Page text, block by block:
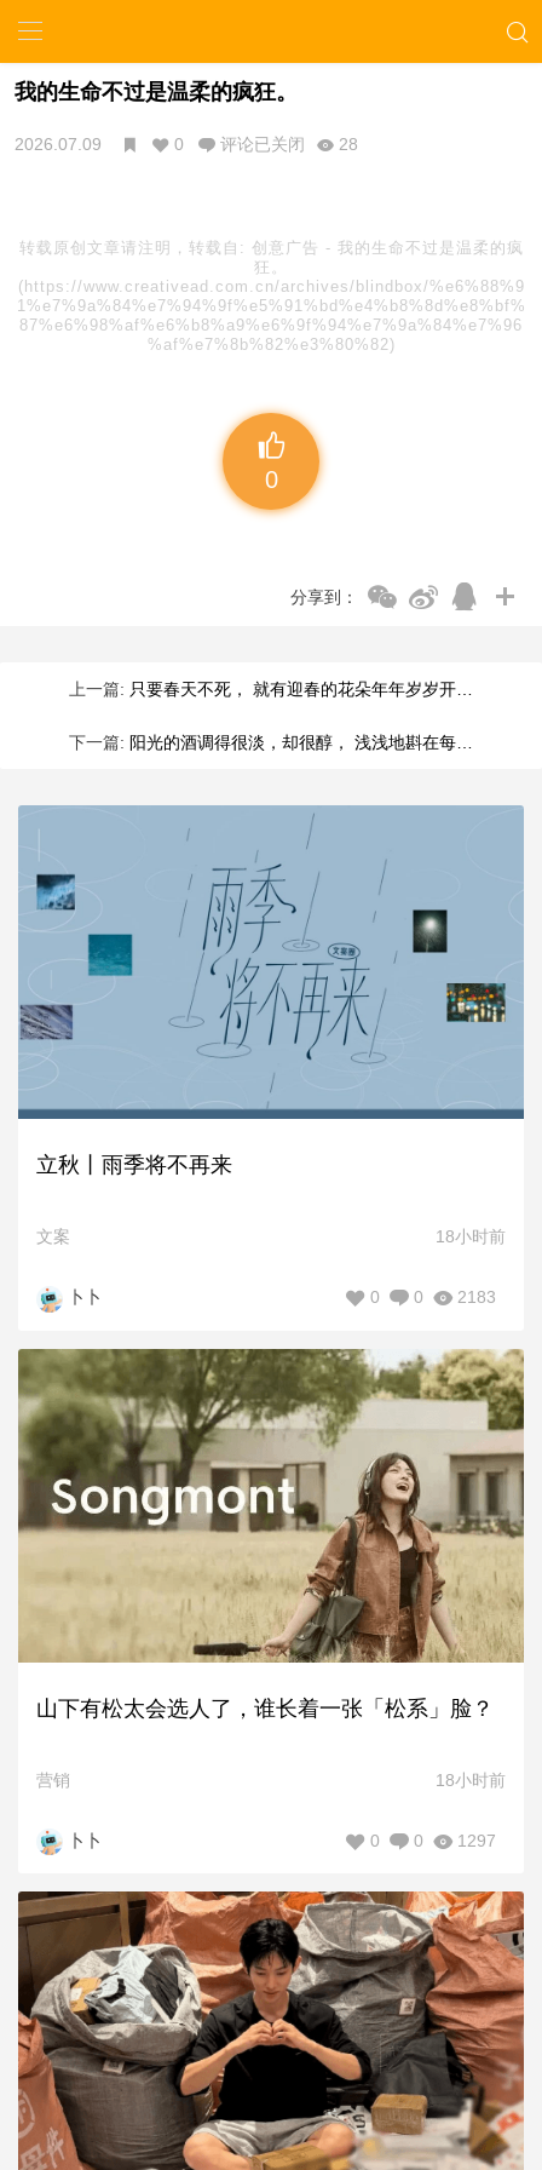
我的生命不过是温柔的疯狂。
2026.07.09 0 评论已关闭 28
转载原创文章请注明，转载自: 创意广告 - 我的生命不过是温柔的疯
狂。
(https://www.creativead.com.cn/archives/blindbox/%e6%88%9
1%e7%9a%84%e7%94%9f%e5%91%bd%e4%b8%8d%e8%bf%
87%e6%98%af%e6%b8%a9%e6%9f%94%e7%9a%84%e7%96
%af%e7%8b%82%e3%80%82)
0
分享到：
上一篇: 只要春天不死， 就有迎春的花朵年年岁岁开…
下一篇: 阳光的酒调得很淡，却很醇， 浅浅地斟在每…
立秋丨雨季将不再来
文案 18小时前
卜卜 2183
0
0
山下有松太会选人了，谁长着一张「松系」脸？
营销 18小时前
卜卜 1297
0
0